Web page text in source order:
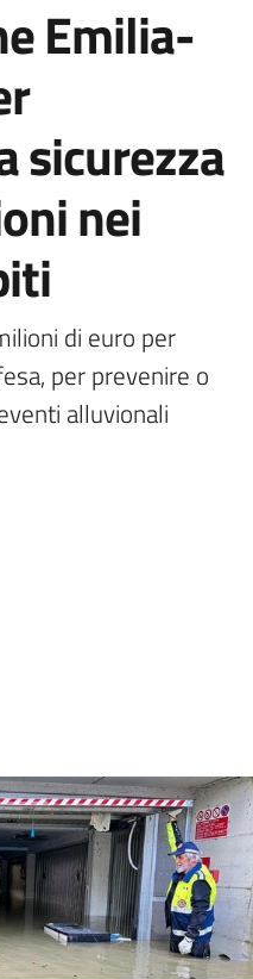
Emilia-
sicurezza
nei
di euro per
per prevenire o
alluvionali